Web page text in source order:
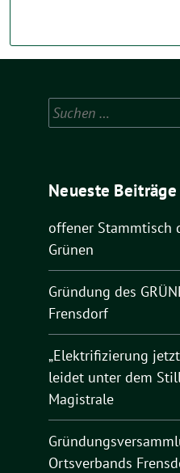
Suchen
nach:
Neueste Beiträge
offener Stammtisch
Grünen
Gründung des
Frensdorf
„Elektrifizierung
leidet unter dem
Magistrale
Ortsverbands